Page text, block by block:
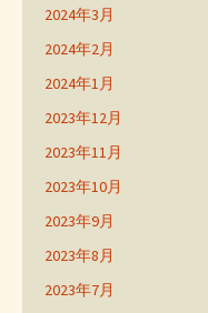
2024年3月
2024年2月
2024年1月
2023年12月
2023年11月
2023年10月
2023年9月
2023年8月
2023年7月